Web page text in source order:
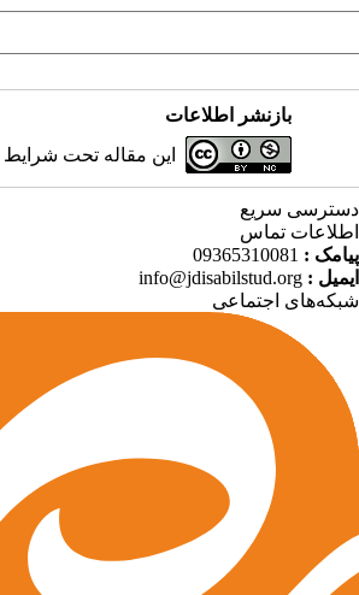
بازنشر اطلاعات
این مقاله تحت شرایط
دسترسی سریع
اطلاعات تماس
پیامک : 09365310081
ایمیل : info@jdisabilstud.org
شبکه‌های اجتماعی